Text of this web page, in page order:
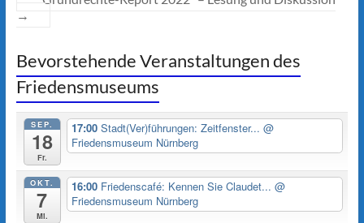
→
Bevorstehende Veranstaltungen des
Friedensmuseums
SEP.
18
Fr.
17:00Stadt(Ver)führungen: Zeitfenster...@
Friedensmuseum Nürnberg
OKT.
7
Mi.
16:00 Friedenscafé: Kennen Sie Claudet...@
Friedensmuseum Nürnberg